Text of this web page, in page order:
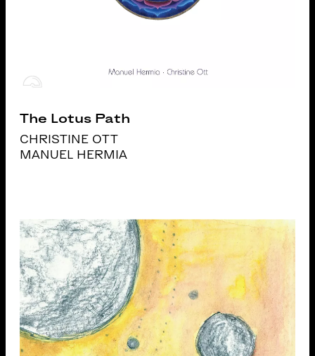
The Lotus Path
CHRISTINE OTT
MANUEL HERMIA